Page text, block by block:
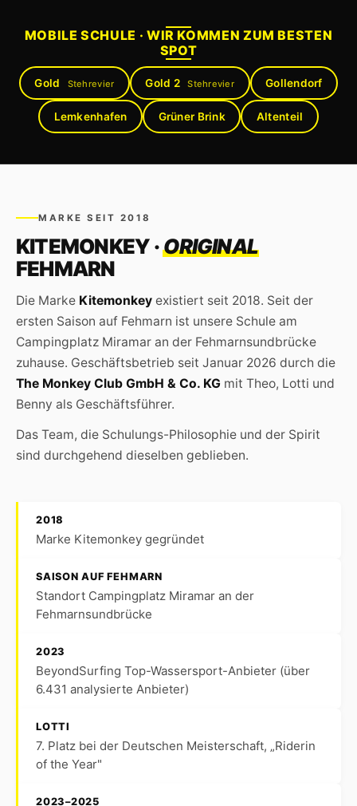
MOBILE SCHULE · WIR KOMMEN ZUM BESTEN
SPOT
Gold Stehrevier Gold 2 Stehrevier Gollendorf
Lemkenhafen Grüner Brink Altenteil
MARKE SEIT 2018
KITEMONKEY ·ORIGINAL
FEHMARN
Die Marke Kitemonkey existiert seit 2018. Seit der
ersten Saison auf Fehmarn ist unsere Schule am
Campingplatz Miramar an der Fehmarnsundbrücke
zuhause. Geschäftsbetrieb seit Januar 2026 durch die
The Monkey Club GmbH & Co. KG mit Theo, Lotti und
Benny als Geschäftsführer.
Das Team, die Schulungs-Philosophie und der Spirit
sind durchgehend dieselben geblieben.
2018
Marke Kitemonkey gegründet
SAISON AUF FEHMARN
Standort Campingplatz Miramar an der
Fehmarnsundbrücke
2023
BeyondSurfing Top-Wassersport-Anbieter (über
6.431 analysierte Anbieter)
LOTTI
7. Platz bei der Deutschen Meisterschaft, „Riderin
of the Year"
2023–2025